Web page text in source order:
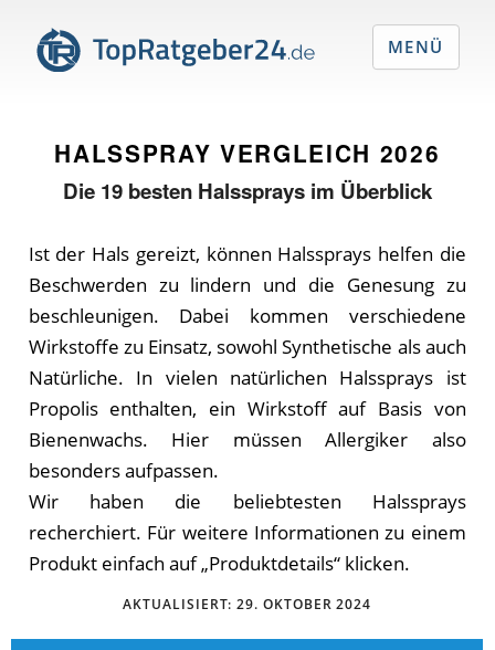
HALSSPRAY VERGLEICH 2026
Die 19 besten Halssprays im Überblick
Ist der Hals gereizt, können Halssprays helfen die
Beschwerden zu lindern und die Genesung zu
beschleunigen. Dabei kommen verschiedene
Wirkstoffe zu Einsatz, sowohl Synthetische als auch
Natürliche. In vielen natürlichen Halssprays ist
Propolis enthalten, ein Wirkstoff auf Basis von
Bienenwachs. Hier müssen Allergiker also
besonders aufpassen.
Wir haben die beliebtesten Halssprays
recherchiert. Für weitere Informationen zu einem
Produkt einfach auf „Produktdetails“ klicken.
AKTUALISIERT:29. OKTOBER 2024
MENÜ